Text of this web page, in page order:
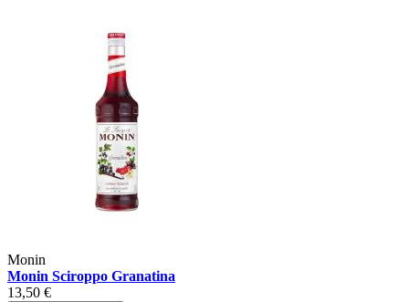
Monin
Monin Sciroppo Granatina
13,50 €